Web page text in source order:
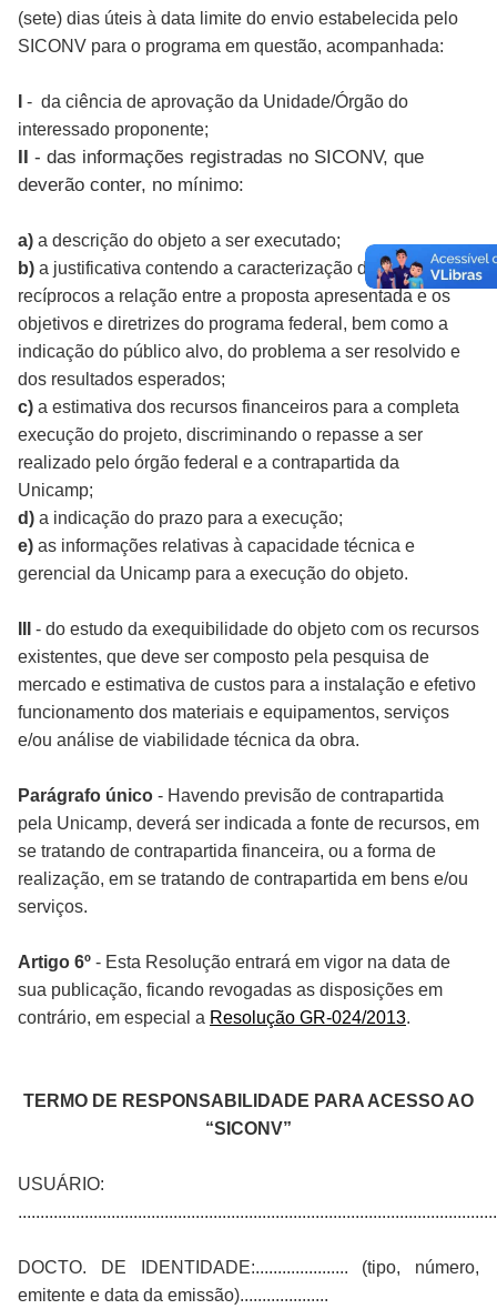
(sete) dias úteis à data limite do envio estabelecida pelo
SICONV para o programa em questão, acompanhada:
- da ciência de aprovação da Unidade/Órgão do
interessado proponente;
II - das informações registradas no SICONV, que
deverão conter, no mínimo:
a) a descrição do objeto a ser executado;
b) a justificativa contendo a caracterização dos interesses
recíprocos a relação entre a proposta apresentada e os
objetivos e diretrizes do programa federal, bem como a
indicação do público alvo, do problema a ser resolvido e
dos resultados esperados;
c) a estimativa dos recursos financeiros para a completa
execução do projeto, discriminando o repasse a ser
realizado pelo órgão federal e a contrapartida da
Unicamp;
d) a indicação do prazo para a execução;
e) as informações relativas à capacidade técnica e
gerencial da Unicamp para a execução do objeto.
- do estudo da exequibilidade do objeto com os recursos
existentes, que deve ser composto pela pesquisa de
mercado e estimativa de custos para a instalação e efetivo
funcionamento dos materiais e equipamentos, serviços
e/ou análise de viabilidade técnica da obra.
Parágrafo único - Havendo previsão de contrapartida
pela Unicamp, deverá ser indicada a fonte de recursos, em
se tratando de contrapartida financeira, ou a forma de
realização, em se tratando de contrapartida em bens e/ou
serviços.
Artigo 6º - Esta Resolução entrará em vigor na data de
sua publicação, ficando revogadas as disposições em
contrário, em especial a Resolução GR-024/2013.
TERMO DE RESPONSABILIDADE PARA ACESSO AO
“SICONV”
USUÁRIO:
DOCTO. DE IDENTIDADE:..................... (tipo, número,
emitente e data da emissão)....................